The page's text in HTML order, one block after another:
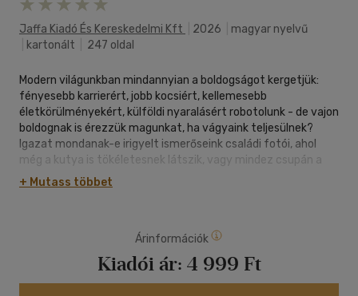
Jaffa Kiadó És Kereskedelmi Kft 2026
magyar nyelvű
kartonált 247 oldal
Modern világunkban mindannyian a boldogságot kergetjük:
fényesebb karrierért, jobb kocsiért, kellemesebb
életkörülményekért, külföldi nyaralásért robotolunk - de vajon
boldognak is érezzük magunkat, ha vágyaink teljesülnek?
Igazat mondanak-e irigyelt ismerőseink családi fotói, ahol
még a kutya is tökéletesnek látszik, vagy mindez csupán a
látszat?
Szendi Gábor szerint az élvezetközpontú, anyagias
élménytől, amely az akadályokkal való megküzdés
eredménye, a boldogság igazi kulcsa. A boldogság ugyanis
nem tétlen pihenés, hanem folytonos úton lét: áldozatos
munka, kétség és remény, elismertség és mellőzöttség, siker
+ Mutass többet
Árinformációk
Kiadói ár: 4 999 Ft